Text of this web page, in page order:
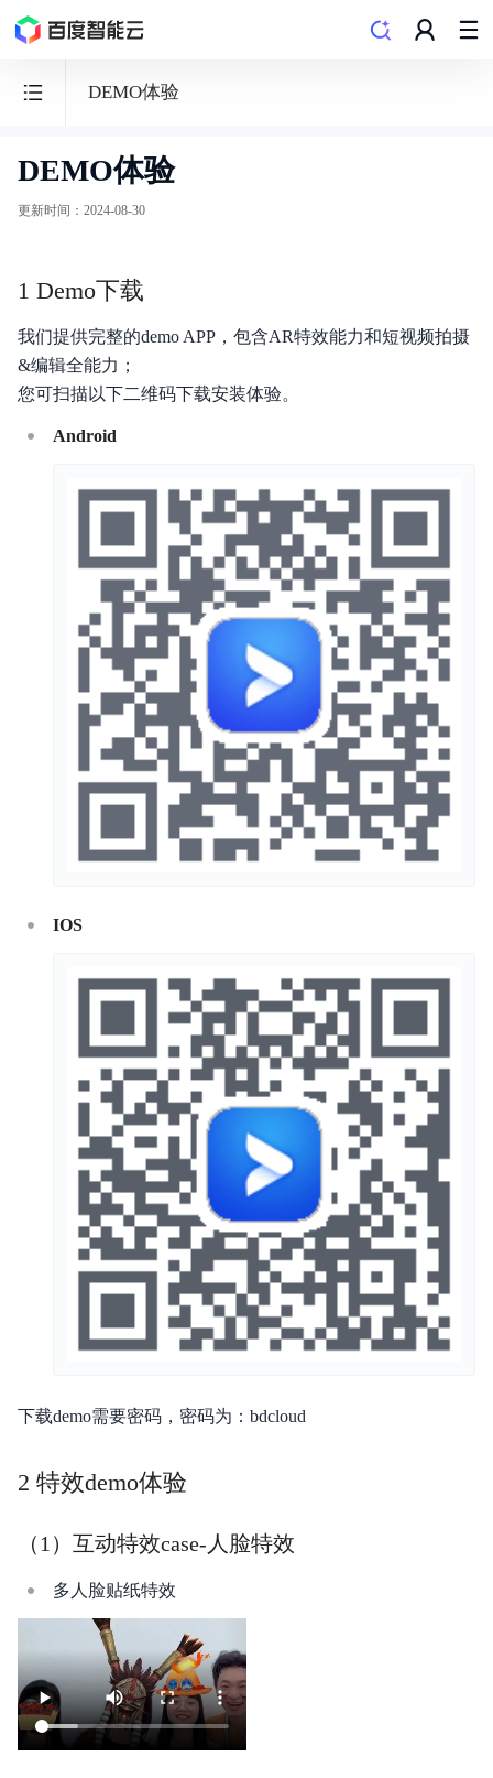
DEMO体验
智
能
SDK
移动直播SDK
播放器SDK
图片加载SDK
DEMO体验
更新时间 ： 2024-08-30
1 Demo下载
我们提供完整的demo APP，包含AR特效能力和短视频拍摄
&编辑全能力；
您可扫描以下二维码下载安装体验。
Android
IOS
下载demo需要密码，密码为：bdcloud
2 特效demo体验
（1）互动特效case-人脸特效
多人脸贴纸特效